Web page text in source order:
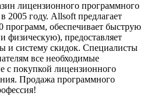
лицензионного программного
2005 году. Allsoft предлагает
программ, обеспечивает быструю
физическую), предоставляет
и систему скидок. Специалисты
все необходимые
с покупкой лицензионного
Продажа программного